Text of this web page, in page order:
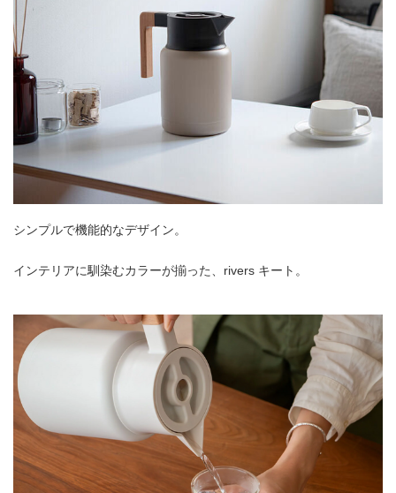
シンプルで機能的なデザイン。
インテリアに馴染むカラーが揃った、rivers キート。